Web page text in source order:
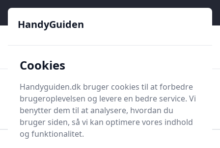
HandyGuiden
Søg nu
Søg nu
HandyGuiden
Cookies
Handyguiden.dk bruger cookies til at forbedre
brugeroplevelsen og levere en bedre service. Vi
benytter dem til at analysere, hvordan du
bruger siden, så vi kan optimere vores indhold
og funktionalitet.